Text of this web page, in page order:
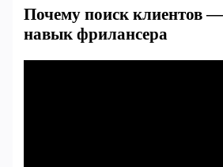
Почему поиск клиентов
навык фрилансера